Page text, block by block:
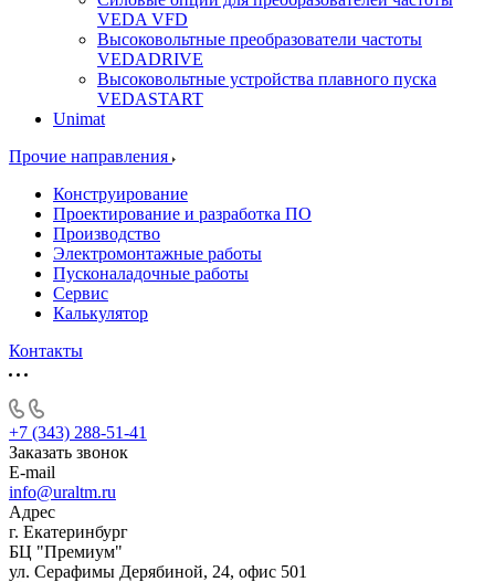
VEDA VFD
Высоковольтные преобразователи частоты
VEDADRIVE
Высоковольтные устройства плавного пуска
VEDASTART
Unimat
Прочие направления
Конструирование
Проектирование и разработка ПО
Производство
Электромонтажные работы
Пусконаладочные работы
Сервис
Калькулятор
Контакты
+7 (343) 288-51-41
Заказать звонок
E-mail
info@uraltm.ru
Адрес
г. Екатеринбург
БЦ "Премиум"
ул. Серафимы Дерябиной, 24, офис 501